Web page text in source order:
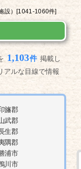
設） [1041-1060件]
1,103件 掲載し
アルな目線で情報
旛郡
武郡
生郡
隅郡
浦市
川市